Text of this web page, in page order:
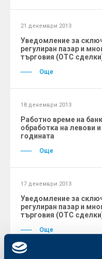
21 декември 2013
Уведомление за
регулиран пазар и
търговия (ОТС
Още
18 декември 2013
Работно време на
обработка на левови
годината
Още
17 декември 2013
Уведомление за
регулиран пазар и
търговия (ОТС
Още